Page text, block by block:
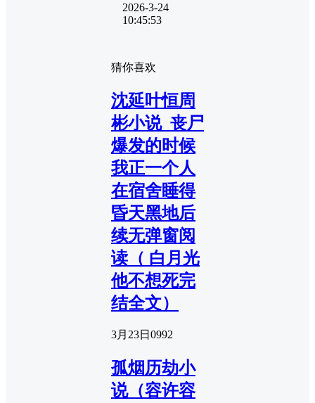
2026-3-24
10:45:53
猜你喜欢
沈延叶恒周
彬小说_丧尸
爆发的时候
我正一个人
在宿舍睡得
昏天黑地后
续无弹窗阅
读（ 白月光
他不想死完
结全文）
3月23日 0992
孤烟历劫小
说（容许容